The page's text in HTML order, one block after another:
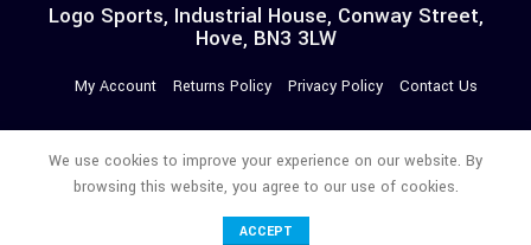
Logo Sports, Industrial House, Conway Street,
Hove, BN3 3LW
My Account Returns Policy Privacy Policy Contact Us
© 2026 LOGO WORKWEAR. All Rights Reserved.
We use cookies to improve your experience on our website. By
browsing this website, you agree to our use of cookies.
ACCEPT